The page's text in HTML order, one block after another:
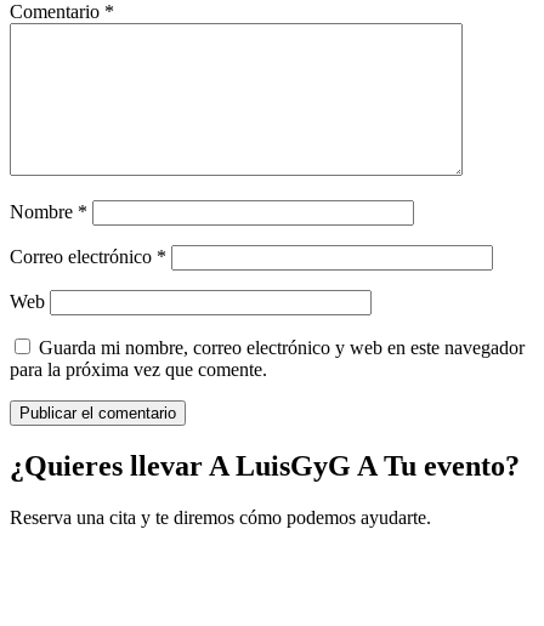
Comentario *
Nombre *
Correo electrónico *
Web
Guarda mi nombre, correo electrónico y web en este navegador
para la próxima vez que comente.
¿Quieres llevar A LuisGyG A Tu evento?
Reserva una cita y te diremos cómo podemos ayudarte.